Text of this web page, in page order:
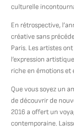
culturelle
En rétrospective,
créative sans
Paris. Les artistes
l’expression
riche en émotions et
Que vous soyez un
de découvrir de
2016 a offert un
contemporaine.